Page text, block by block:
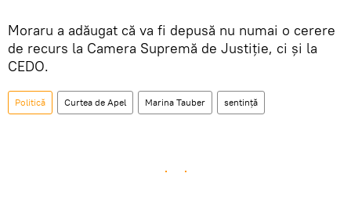
Moraru a adăugat că va fi depusă nu numai o cerere
de recurs la Camera Supremă de Justiție, ci și la
CEDO.
Politică Curtea de Apel Marina Tauber sentință